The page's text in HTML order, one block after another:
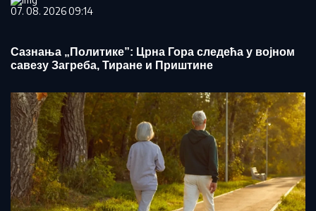
07. 08. 2026 09:14
Сазнања „Политике”: Црна Гора следећа у војном
савезу Загреба, Тиране и Приштине